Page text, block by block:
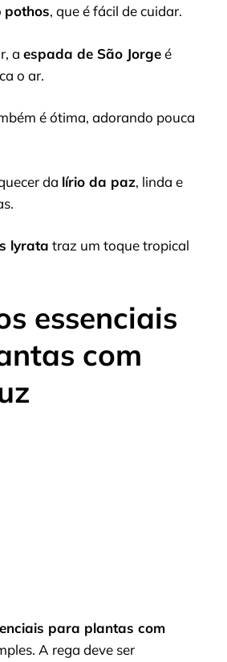
pothos, que é fácil de cuidar.
a espada de São Jorgeé
o ar.
é ótima, adorando pouca
da lírio da paz, linda e
lyrata traz um toque tropical
essenciais
com
para plantas com
A rega deve ser